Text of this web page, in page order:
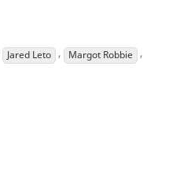
Jared Leto , Margot Robbie ,